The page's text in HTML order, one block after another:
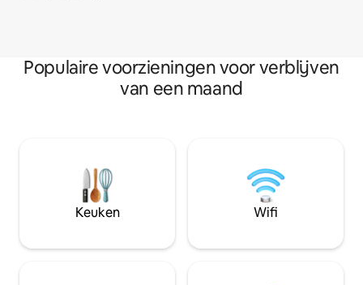
Populaire voorzieningen voor verblijven
van een maand
Keuken Wifi